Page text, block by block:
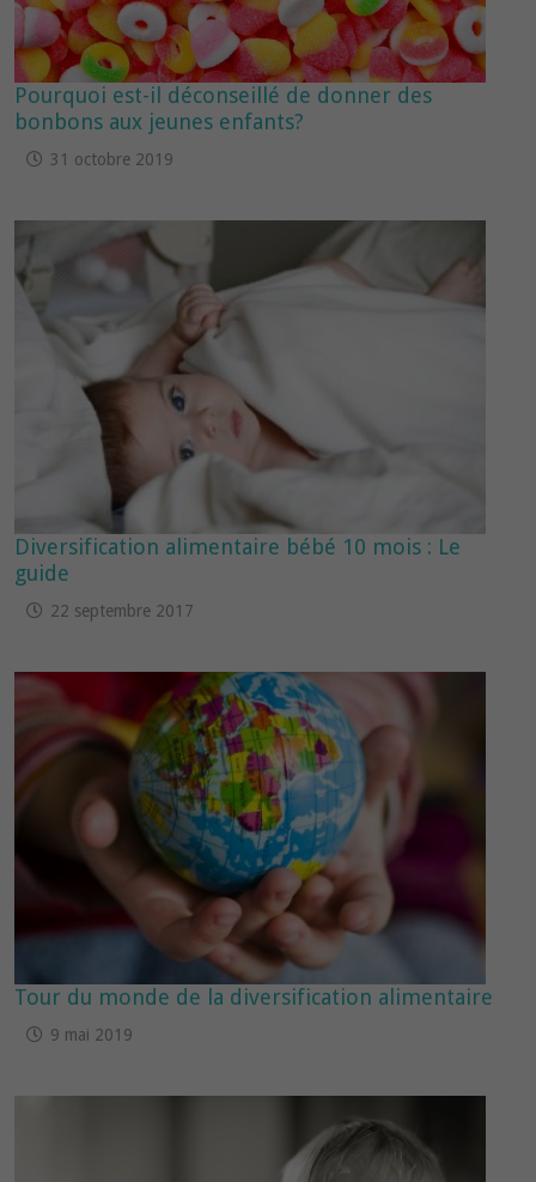
Pourquoi est-il déconseillé de donner des
bonbons aux jeunes enfants?
31 octobre 2019
Diversification alimentaire bébé 10 mois : Le
guide
22 septembre 2017
Tour du monde de la diversification alimentaire
9 mai 2019